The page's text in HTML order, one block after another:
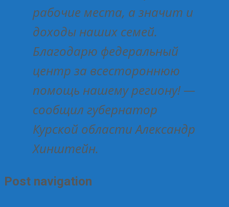
рабочие места, а значит и
доходы наших семей.
Благодарю федеральный
центр за всестороннюю
помощь нашему региону! —
сообщил губернатор
Курской области Александр
Хинштейн.
Post navigation